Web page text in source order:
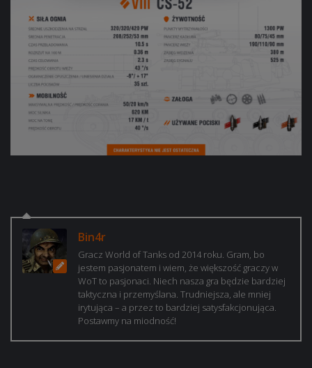
Bin4r
Gracz World of Tanks od 2014 roku. Gram, bo
jestem pasjonatem i wiem, że większość graczy w
WoT to pasjonaci. Niech nasza gra będzie bardziej
taktyczna i przemyślana. Trudniejsza, ale mniej
irytująca – a przez to bardziej satysfakcjonująca.
Postawmy na miodność!